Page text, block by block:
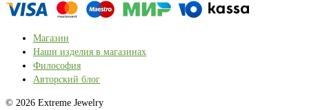
Магазин
Наши изделия в магазинах
Философия
Авторский блог
© 2026 Extreme Jewelry